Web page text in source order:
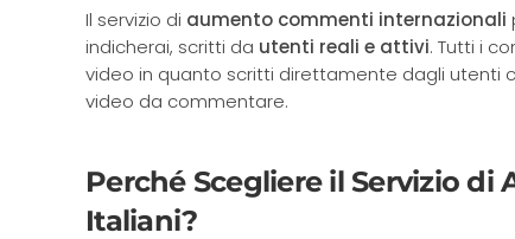
Il servizio di aumento commenti internazionali
indicherai, scritti da utenti reali e attivi. Tutti i
video in quanto scritti direttamente dagli utenti
video da commentare.
Perché Scegliere il Servizio
Italiani?